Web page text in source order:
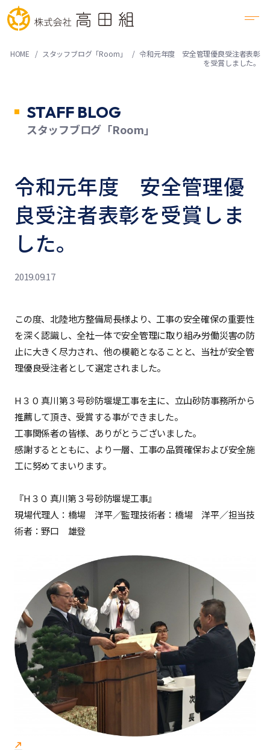
HOME スタッフブログ「Room」
令和元年度 安全管理優良受注者表彰
を受賞しました。
STAFF BLOG
スタッフブログ「Room」
令和元年度 安全管理優
良受注者表彰を受賞しま
した。
2019.09.17
この度、北陸地方整備局長様より、工事の安全確保の重要性
を深く認識し、全社一体で安全管理に取り組み労働災害の防
止に大きく尽力され、他の模範となることと、当社が安全管
理優良受注者として選定されました。
H３０ 真川第３号砂防堰堤工事を主に、立山砂防事務所から
推薦して頂き、受賞する事ができました。
工事関係者の皆様、ありがとうございました。
感謝するとともに、より一層、工事の品質確保および安全施
工に努めてまいります。
『H３０ 真川第３号砂防堰堤工事』
現場代理人：橋場 洋平／監理技術者：橋場 洋平／担当技
術者：野口 雄登